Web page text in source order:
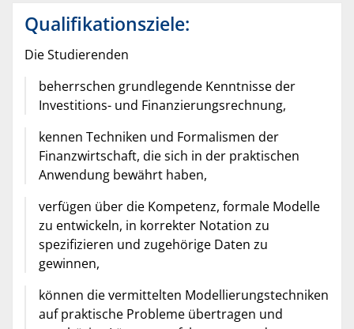
Qualifikationsziele:
Die Studierenden
beherrschen grundlegende Kenntnisse der
Investitions- und Finanzierungsrechnung,
kennen Techniken und Formalismen der
Finanzwirtschaft, die sich in der praktischen
Anwendung bewährt haben,
verfügen über die Kompetenz, formale Modelle
zu entwickeln, in korrekter Notation zu
spezifizieren und zugehörige Daten zu
gewinnen,
können die vermittelten Modellierungstechniken
auf praktische Probleme übertragen und